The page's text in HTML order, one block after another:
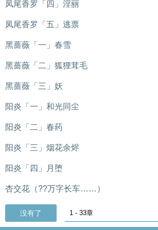
凤尾香罗「四」淫丽
凤尾香罗「五」逃票
黑蔷薇「一」春雪
黑蔷薇「二」狐狸茸毛
黑蔷薇「三」妖
阳炎「一」和光同尘
阳炎「二」春药
阳炎「三」烟花余烬
阳炎「四」月堕
杏交花（??万字长车……）
没有了